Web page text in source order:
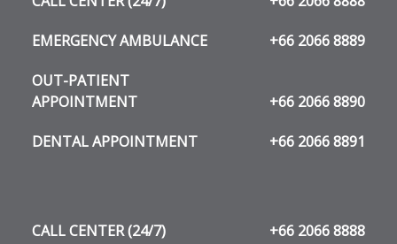
EMERGENCY AMBULANCE +66 2066 8889
OUT-PATIENT
APPOINTMENT
+66 2066 8890
DENTAL APPOINTMENT +66 2066 8891
CALL CENTER (24/7) +66 2066 8888